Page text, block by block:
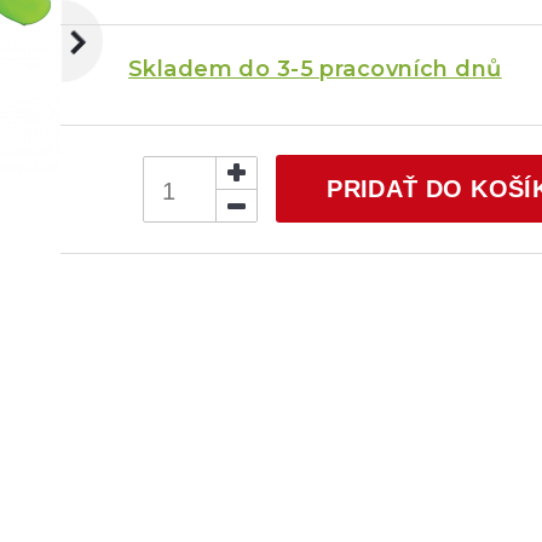
Skladem do 3-5 pracovních dnů
PRIDAŤ DO